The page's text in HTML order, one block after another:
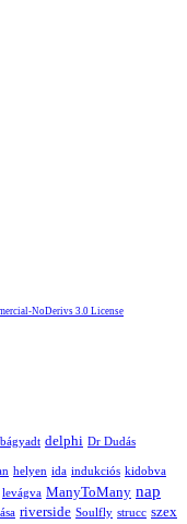
NoDerivs 3.0 License
bágyadt delphi Dr Dudás
helyen ida indukciós kidobva
levágva ManyToMany nap
riverside Soulfly strucc szex